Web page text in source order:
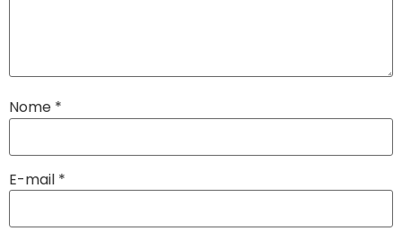
Nome *
E-mail *